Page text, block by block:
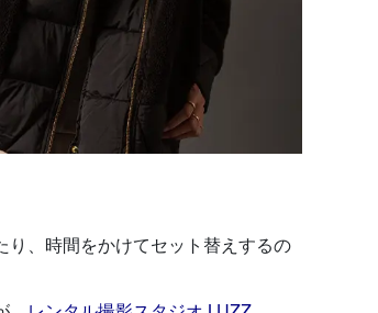
、時間をかけてセット替えするの